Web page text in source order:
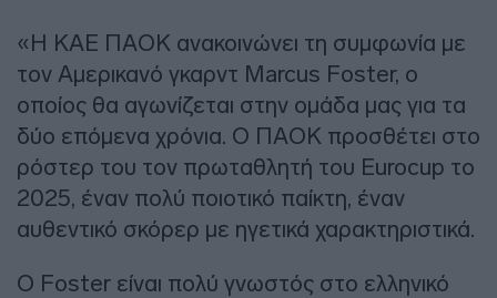
«Η ΚΑΕ ΠΑΟΚ ανακοινώνει τη συμφωνία με
τον Αμερικανό γκαρντ Marcus Foster, ο
οποίος θα αγωνίζεται στην ομάδα μας για τα
δύο επόμενα χρόνια. Ο ΠΑΟΚ προσθέτει στο
ρόστερ του τον πρωταθλητή του Eurocup το
2025, έναν πολύ ποιοτικό παίκτη, έναν
αυθεντικό σκόρερ με ηγετικά χαρακτηριστικά.
Ο Foster είναι πολύ γνωστός στο ελληνικό